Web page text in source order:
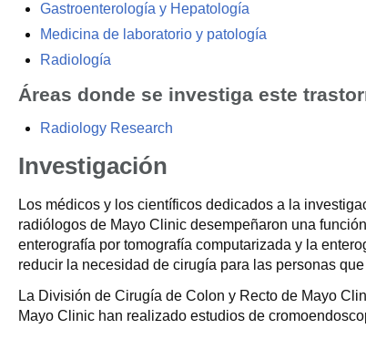
Gastroenterología y Hepatología
Medicina de laboratorio y patología
Radiología
Áreas donde se investiga este
Radiology Research
Investigación
Los médicos y los científicos dedicados a la
radiólogos de Mayo Clinic desempeñaron una
enterografía por tomografía computarizada y la
reducir la necesidad de cirugía para las personas
La División de Cirugía de Colon y Recto de Mayo
Mayo Clinic han realizado estudios de